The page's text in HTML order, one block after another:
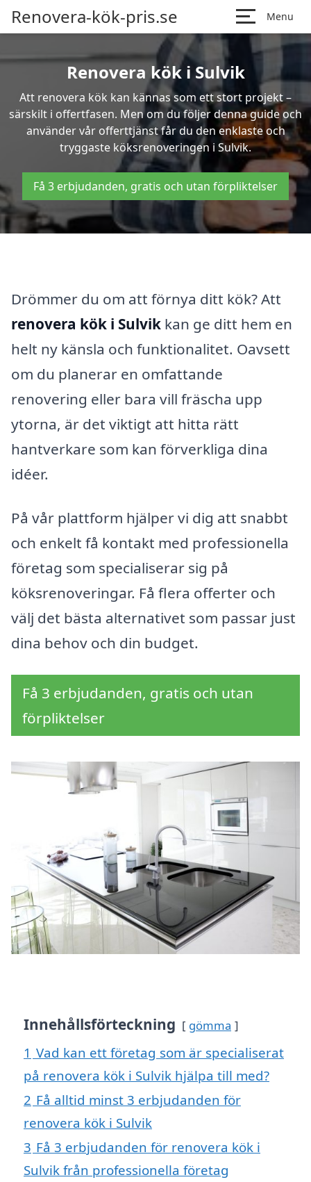
Renovera-kök-pris.se Menu
Renovera kök i Sulvik
Att renovera kök kan kännas som ett stort projekt –
särskilt i offertfasen. Men om du följer denna guide och
använder vår offerttjänst får du den enklaste och
tryggaste köksrenoveringen i Sulvik.
Få 3 erbjudanden, gratis och utan förpliktelser
Drömmer du om att förnya ditt kök? Att
renovera kök i Sulvik kan ge ditt hem en
helt ny känsla och funktionalitet. Oavsett
om du planerar en omfattande
renovering eller bara vill fräscha upp
ytorna, är det viktigt att hitta rätt
hantverkare som kan förverkliga dina
idéer.
På vår plattform hjälper vi dig att snabbt
och enkelt få kontakt med professionella
företag som specialiserar sig på
köksrenoveringar. Få flera offerter och
välj det bästa alternativet som passar just
dina behov och din budget.
Få 3 erbjudanden, gratis och utan
förpliktelser
Innehållsförteckning gömma
1 Vad kan ett företag som är specialiserat
på renovera kök i Sulvik hjälpa till med?
2 Få alltid minst 3 erbjudanden för
renovera kök i Sulvik
3 Få 3 erbjudanden för renovera kök i
Sulvik från professionella företag